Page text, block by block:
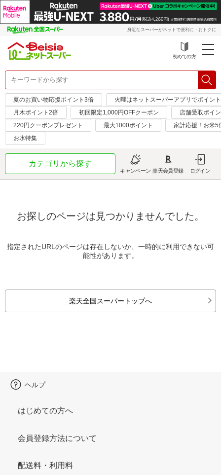
身近なスーパーがネットで便利に・おトクに
初めての方
夏のお買い物応援ポイント3倍
火曜はネットスーパーアプリでポイン
月木ポイント2倍
初回限定1,000円OFFクーポン
店舗受取ポイ
220円クーポンプレゼント
最大1000ポイント
家計応援！お米5
お水特集
カテゴリから探す
キャンペーン 楽天会員登録 ログイン
お探しのページは見つかりませんでした。
指定されたURLのページは存在しないか、一時的に利用できない可
能性があります。
楽天全国スーパートップへ
ヘルプ
はじめての方へ
会員登録方法について
配送料・利用料